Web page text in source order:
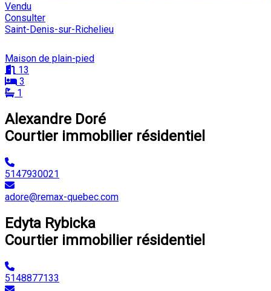
Vendu
Consulter
Saint-Denis-sur-Richelieu
Maison de plain-pied
13
3
1
Alexandre Doré
Courtier immobilier résidentiel
5147930021
adore@remax-quebec.com
Edyta Rybicka
Courtier immobilier résidentiel
5148877133